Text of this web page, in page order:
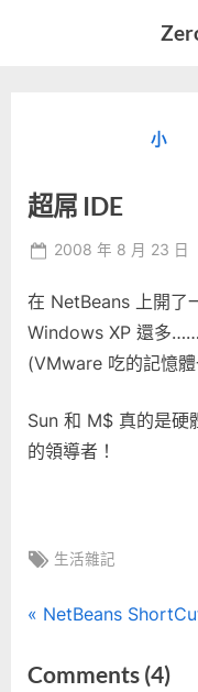
發
事
小
超屌 IDE
Posted
2008 年 8 月 23 日
在 NetBeans 上開了
Windows XP 還多
(VMware 吃的記憶
Sun 和 M$ 真的是硬
的領導者！
Tags:
生活雜記
文
章
P
e
NetBeans
Comments (4)on